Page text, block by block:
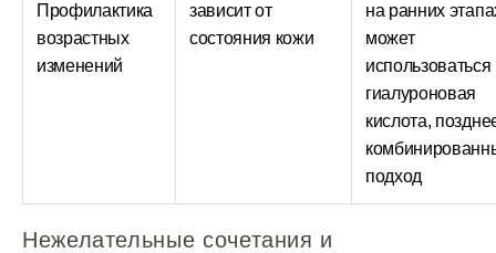
Профилактика
возрастных
изменений
зависит от
состояния кожи
на ранних
может
использоваться
гиалуроновая
кислота,
подход
Нежелательные сочетания и